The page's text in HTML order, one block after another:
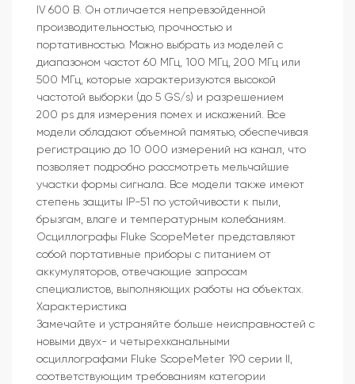
IV 600 В. Он отличается непревзойденной
производительностью, прочностью и
портативностью. Можно выбрать из моделей с
диапазоном частот 60 МГц, 100 МГц, 200 МГц или
500 МГц, которые характеризуются высокой
частотой выборки (до 5 GS/s) и разрешением
200 ps для измерения помех и искажений. Все
модели обладают объемной памятью, обеспечивая
регистрацию до 10 000 измерений на канал, что
позволяет подробно рассмотреть мельчайшие
участки формы сигнала. Все модели также имеют
степень защиты IP-51 по устойчивости к пыли,
брызгам, влаге и температурным колебаниям.
Осциллографы Fluke ScopeMeter представляют
собой портативные приборы с питанием от
аккумуляторов, отвечающие запросам
специалистов, выполняющих работы на объектах.
Характеристика
Замечайте и устраняйте больше неисправностей с
новыми двух- и четырехканальными
осциллографами Fluke ScopeMeter 190 серии II,
соответствующим требованиям категории